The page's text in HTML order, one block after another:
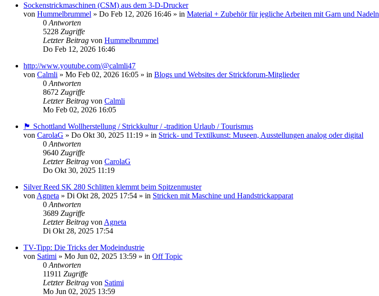
Sockenstrickmaschinen (CSM) aus dem 3-D-Drucker
von Hummelbrummel » Do Feb 12, 2026 16:46 » in Material + Zubehör für jegliche Arbeiten mit Garn und Nadeln
0 Antworten
5228 Zugriffe
Letzter Beitrag von Hummelbrummel
Do Feb 12, 2026 16:46
http://www.youtube.com/@calmli47
von Calmli » Mo Feb 02, 2026 16:05 » in Blogs und Websites der Strickforum-Mitglieder
0 Antworten
8672 Zugriffe
Letzter Beitrag von Calmli
Mo Feb 02, 2026 16:05
🏴󠁧󠁢󠁳󠁣󠁴󠁿 Schottland Wollherstellung / Strickkultur / -tradition Urlaub / Tourismus
von CarolaG » Do Okt 30, 2025 11:19 » in Strick- und Textilkunst: Museen, Ausstellungen analog oder digital
0 Antworten
9640 Zugriffe
Letzter Beitrag von CarolaG
Do Okt 30, 2025 11:19
Silver Reed SK 280 Schlitten klemmt beim Spitzenmuster
von Agneta » Di Okt 28, 2025 17:54 » in Stricken mit Maschine und Handstrickapparat
0 Antworten
3689 Zugriffe
Letzter Beitrag von Agneta
Di Okt 28, 2025 17:54
TV-Tipp: Die Tricks der Modeindustrie
von Satimi » Mo Jun 02, 2025 13:59 » in Off Topic
0 Antworten
11911 Zugriffe
Letzter Beitrag von Satimi
Mo Jun 02, 2025 13:59